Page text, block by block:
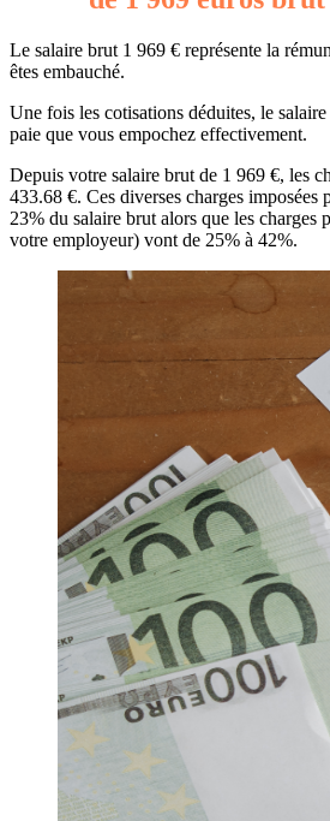
Le salaire brut 1 969 € représente la
êtes embauché.
Une fois les cotisations déduites, le
paie que vous empochez effectivement.
Depuis votre salaire brut de 1 969 €, les
433.68 €. Ces diverses charges imposées
23% du salaire brut alors que les charges
votre employeur) vont de 25% à 42%.